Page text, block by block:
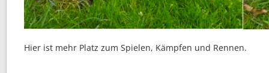
Hier ist mehr Platz zum Spielen, Kämpfen und Rennen.